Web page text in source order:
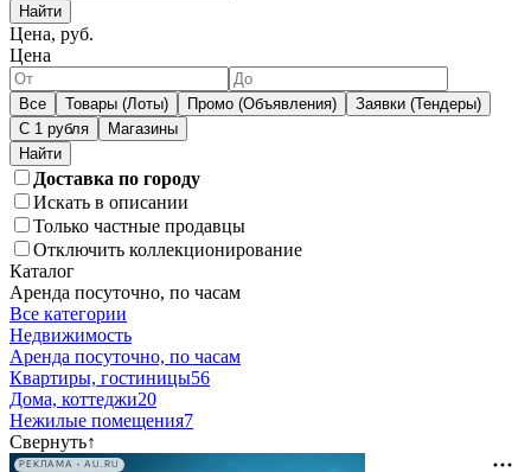
Найти
Цена, руб.
Цена
Все Товары (Лоты) Промо (Объявления)
Заявки (Тендеры)
С 1 рубля
Магазины
Доставка по городу
Искать в описании
Только частные продавцы
Отключить коллекционирование
Каталог
Аренда посуточно, по часам
Все категории
Недвижимость
Аренда посуточно, по часам
Квартиры, гостиницы56
Дома, коттеджи20
Нежилые помещения7
Свернуть↑
РЕКЛАМА • AU.RU